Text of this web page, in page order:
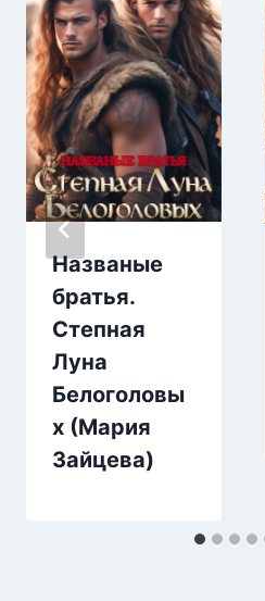
Названые
братья.
Степная
Луна
Белоголовы
х (Мария
Зайцева)